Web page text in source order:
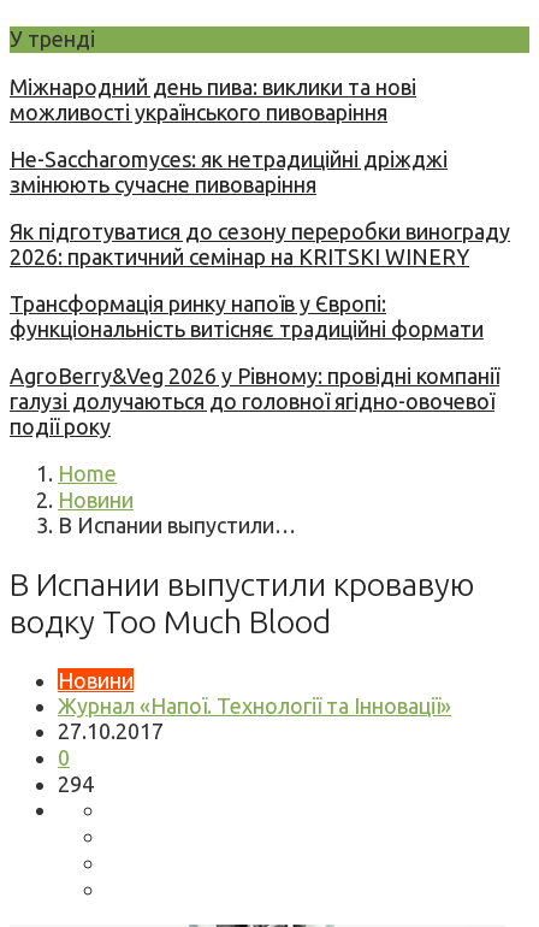
У тренді
Міжнародний день пива: виклики та нові
можливості українського пивоваріння
Не-Saccharomyces: як нетрадиційні дріжджі
змінюють сучасне пивоваріння
Як підготуватися до сезону переробки винограду
2026: практичний семінар на KRITSKI WINERY
Трансформація ринку напоїв у Європі:
функціональність витісняє традиційні формати
AgroBerry&Veg 2026 у Рівному: провідні компанії
галузі долучаються до головної ягідно-овочевої
події року
Home
Новини
В Испании выпустили…
В Испании выпустили кровавую
водку Too Much Blood
Новини
Журнал «Напої. Технології та Інновації»
27.10.2017
0
294